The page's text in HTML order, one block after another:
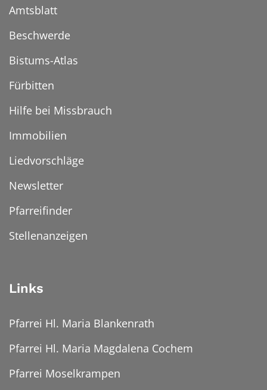
Amtsblatt
Beschwerde
Bistums-Atlas
Fürbitten
Hilfe bei Missbrauch
Immobilien
Liedvorschläge
Newsletter
Pfarreifinder
Stellenanzeigen
Links
Pfarrei Hl. Maria Blankenrath
Pfarrei Hl. Maria Magdalena Cochem
Pfarrei Moselkrampen